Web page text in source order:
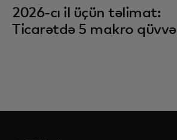
2026-cı il üçün təlimat:
Ticarətdə 5 makro qüvvə
opens in a new tab